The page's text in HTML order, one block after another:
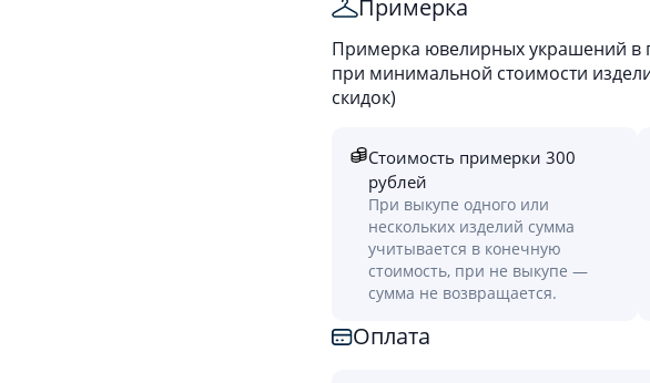
Примерка
Примерка ювелирных украшений в
при минимальной стоимости
скидок)
Стоимость примерки 300
рублей
При выкупе одного или
нескольких изделий сумма
учитывается в конечную
стоимость, при не выкупе —
сумма не возвращается.
Оплата